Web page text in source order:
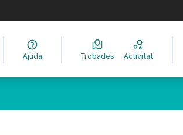
Elegir el idioma
Ajuda Trobades Activitat